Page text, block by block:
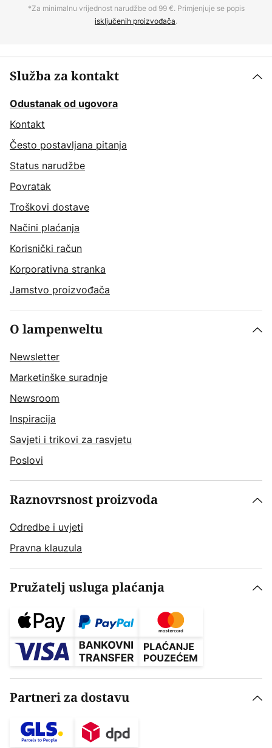
*Za minimalnu vrijednost narudžbe od 99 €. Primjenjuje se popis
isključenih proizvođača.
Služba za kontakt
Odustanak od ugovora
Kontakt
Često postavljana pitanja
Status narudžbe
Povratak
Troškovi dostave
Načini plaćanja
Korisnički račun
Korporativna stranka
Jamstvo proizvođača
O lampenweltu
Newsletter
Marketinške suradnje
Newsroom
Inspiracija
Savjeti i trikovi za rasvjetu
Poslovi
Raznovrsnost proizvoda
Odredbe i uvjeti
Pravna klauzula
Pružatelj usluga plaćanja
Partneri za dostavu